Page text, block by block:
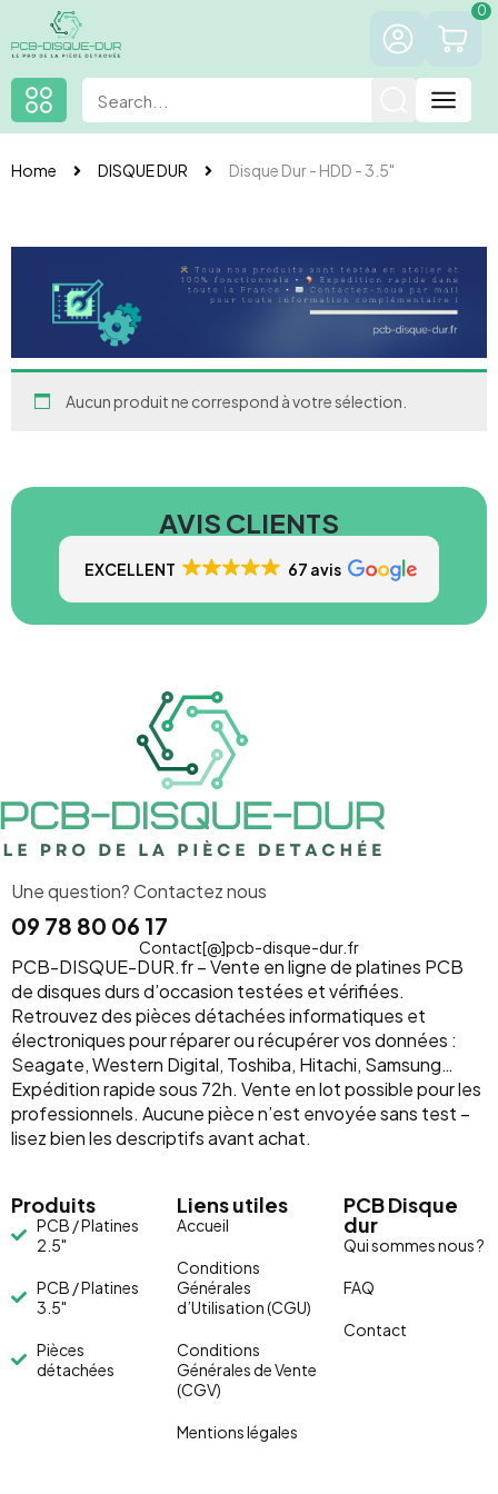
0
Home DISQUE DUR Disque Dur - HDD - 3.5"
Aucun produit ne correspond à votre sélection.
AVIS CLIENTS
EXCELLENT 67 avis
Une question? Contactez nous
09 78 80 06 17
Contact[@]pcb-disque-dur.fr
PCB-DISQUE-DUR.fr – Vente en ligne de platines PCB
de disques durs d’occasion testées et vérifiées.
Retrouvez des pièces détachées informatiques et
électroniques pour réparer ou récupérer vos données :
Seagate, Western Digital, Toshiba, Hitachi, Samsung…
Expédition rapide sous 72h. Vente en lot possible pour les
professionnels. Aucune pièce n’est envoyée sans test –
lisez bien les descriptifs avant achat.
Produits
PCB / Platines
2.5"
PCB / Platines
3.5"
Pièces
détachées
Liens utiles
Accueil
Conditions
Générales
d’Utilisation (CGU)
Conditions
Générales de Vente
(CGV)
Mentions légales
PCB Disque
dur
Qui sommes nous ?
FAQ
Contact